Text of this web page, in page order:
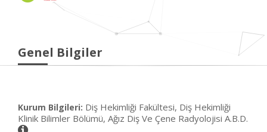
Genel Bilgiler
Kurum Bilgileri: Diş Hekimliği Fakültesi, Diş Hekimliği
Klinik Bilimler Bölümü, Ağız Diş Ve Çene Radyolojisi A.B.D.